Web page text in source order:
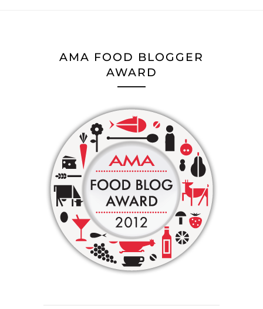
AMA FOOD BLOGGER
AWARD